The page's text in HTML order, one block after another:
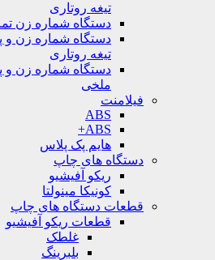
تیغه روتاری
دستگاه شماره زن
دستگاه شماره زن و
تیغه روتاری
دستگاه شماره زن و
ملخی
فیلامنت
ABS
ABS+
هایم پک پلاس
دستگاه های چاپ
ریکو آفیشیو
کونیکا مینولتا
قطعات دستگاه های چاپ
قطعات ریکو آفیشیو
غلطک
بلبرینگ